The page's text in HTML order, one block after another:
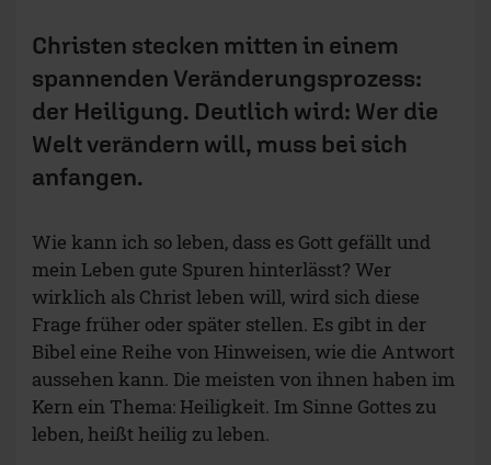
Christen stecken mitten in einem
spannenden Veränderungsprozess:
der Heiligung. Deutlich wird: Wer die
Welt verändern will, muss bei sich
anfangen.
Wie kann ich so leben, dass es Gott gefällt und
mein Leben gute Spuren hinterlässt? Wer
wirklich als Christ leben will, wird sich diese
Frage früher oder später stellen. Es gibt in der
Bibel eine Reihe von Hinweisen, wie die Antwort
aussehen kann. Die meisten von ihnen haben im
Kern ein Thema: Heiligkeit. Im Sinne Gottes zu
leben, heißt heilig zu leben.